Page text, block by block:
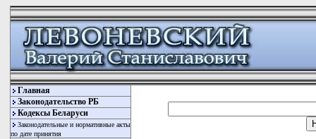
Главная
Законодательство РБ
Кодексы Беларуси
Законодательные и нормативные акты
по дате принятия